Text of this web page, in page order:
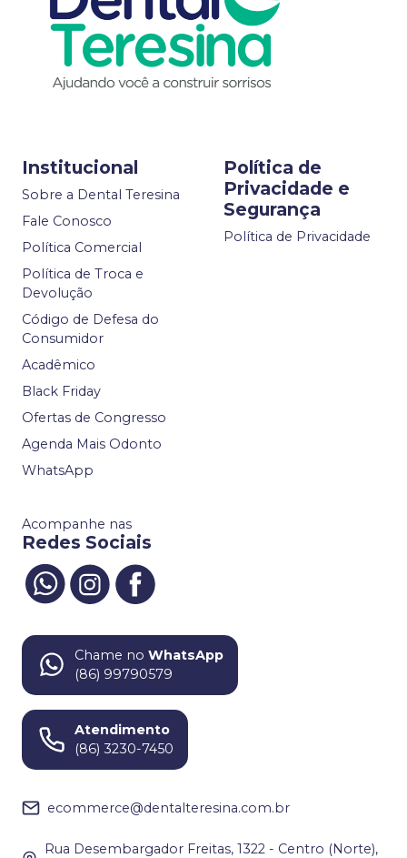
Institucional
Sobre a Dental Teresina
Fale Conosco
Política Comercial
Política de Troca e
Devolução
Código de Defesa do
Consumidor
Acadêmico
Black Friday
Ofertas de Congresso
Agenda Mais Odonto
WhatsApp
Política de
Privacidade e
Segurança
Política de Privacidade
Acompanhe nas
Redes Sociais
Chame no WhatsApp
(86) 99790579
Atendimento
(86) 3230-7450
ecommerce@dentalteresina.com.br
Rua Desembargador Freitas, 1322 - Centro (Norte),